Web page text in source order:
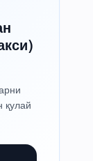
қулай